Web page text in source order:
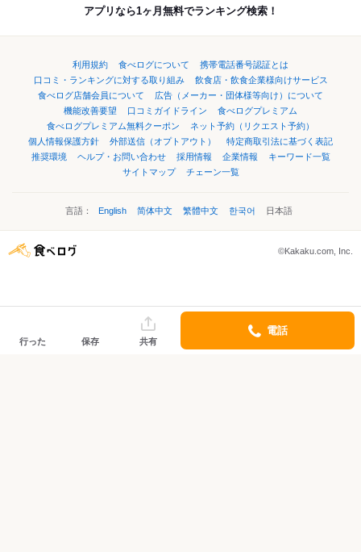
アプリなら1ヶ月無料でランキング検索！
利用規約 食べログについて
携帯電話番号認証とは
口コミ・ランキングに対する取り組み
飲食店・飲食企業様向けサービス
食べログ店舗会員について
広告（メーカー・団体様等向け）について
機能改善要望
口コミガイドライン
食べログプレミアム
食べログプレミアム無料クーポン
ネット予約（リクエスト予約）
個人情報保護方針
外部送信（オプトアウト）
特定商取引法に基づく表記
推奨環境
ヘルプ・お問い合わせ 採用情報 企業情報
キーワード一覧
サイトマップ
チェーン一覧
言語： English 简体中文 繁體中文 한국어 日本語
©Kakaku.com, Inc.
行った 保存 共有
電話